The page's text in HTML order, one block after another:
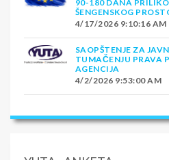
90-180 DANA
ŠENGENSKOG
4/17/2026 9:10:16 AM
SAOPŠTENJE ZA
TUMAČENJU PRAVA
AGENCIJA
4/2/2026 9:53:00 AM